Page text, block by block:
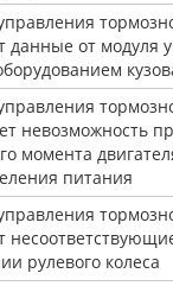
данные от модуля
невозможность
момента
питания
рулевого колеса